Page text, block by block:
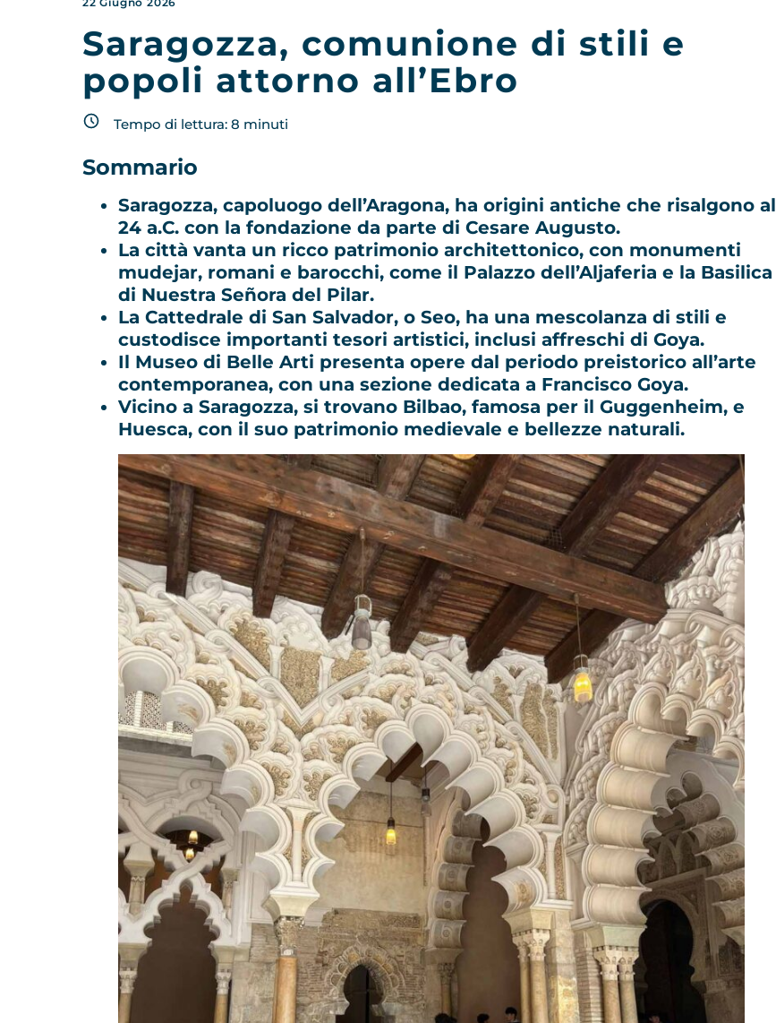
Saragozza, comunione di stili e
popoli attorno all’Ebro
Tempo di lettura: 8 minuti
Sommario
Saragozza, capoluogo dell’Aragona, ha origini antiche che risalgono al
24 a.C. con la fondazione da parte di Cesare Augusto.
La città vanta un ricco patrimonio architettonico, con monumenti
mudejar, romani e barocchi, come il Palazzo dell’Aljaferia e la Basilica
di Nuestra Señora del Pilar.
La Cattedrale di San Salvador, o Seo, ha una mescolanza di stili e
custodisce importanti tesori artistici, inclusi affreschi di Goya.
Il Museo di Belle Arti presenta opere dal periodo preistorico all’arte
contemporanea, con una sezione dedicata a Francisco Goya.
Vicino a Saragozza, si trovano Bilbao, famosa per il Guggenheim, e
Huesca, con il suo patrimonio medievale e bellezze naturali.